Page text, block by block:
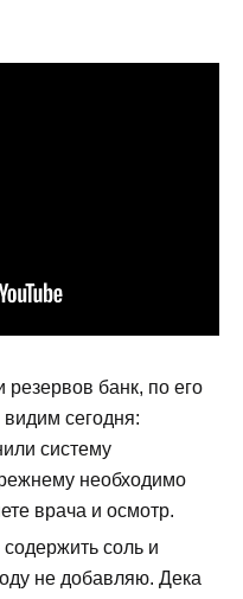
банк, по его
сегодня:
систему
необходимо
врача и осмотр.
соль и
не добавляю. Дека